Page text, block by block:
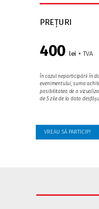
În cazul neparticipării în
evenimentului, suma
posibilitatea de a
de 5 zile de la data
PREȚURI
400 lei + TVA
VREAU SĂ PARTICIP!